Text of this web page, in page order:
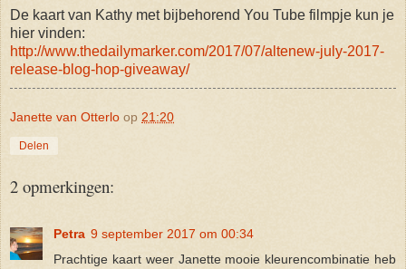
De kaart van Kathy met bijbehorend You Tube filmpje kun je
hier vinden:
http://www.thedailymarker.com/2017/07/altenew-july-2017-
release-blog-hop-giveaway/
Janette van Otterlo op 21:20
Delen
2 opmerkingen:
Petra 9 september 2017 om 00:34
Prachtige kaart weer Janette mooie kleurencombinatie heb